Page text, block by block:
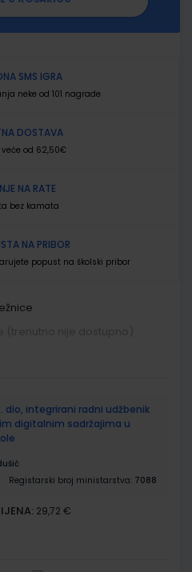
SMS IGRA
neke od 101 nagrade
DOSTAVA
veće od 62,50€
NA RATE
bez kamata
NA PRIBOR
popust na školski pribor
2. dio, integrirani radni udžbenik
digitalnim sadržajima u
Registarski broj ministarstva: 7088
29,72 €